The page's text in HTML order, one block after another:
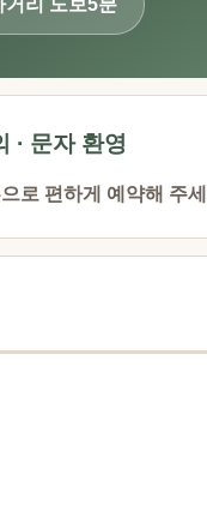
거리 도보5분
· 문자 환영
로 편하게 예약해 주